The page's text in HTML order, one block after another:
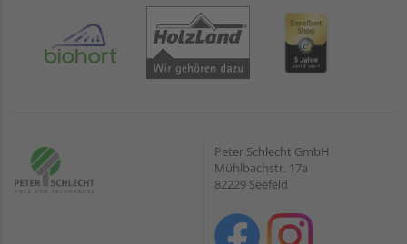
Peter Schlecht GmbH
Mühlbachstr. 17a
82229 Seefeld